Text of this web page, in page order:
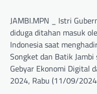
JAMBI.MPN _ Istri
diduga ditahan masuk
Indonesia saat
Songket dan Batik
Gebyar Ekonomi Digital
2024, Rabu (11/09/